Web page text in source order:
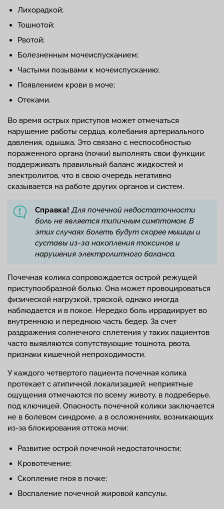
Лихорадкой;
Тошнотой;
Рвотой;
Болезненным мочеиспусканием;
Частыми позывами к мочеиспусканию;
Появлением крови в моче;
Отеками.
Во время острых приступов может отмечаться
нарушение работы сердца, колебания артериального
давления, одышка. Это связано с неспособностью
пораженного органа (почки) выполнять свои функции:
поддерживать правильный баланс жидкостей и
электролитов, что в свою очередь негативно
сказывается на работе других органов и систем.
Справка! Для почечной недостаточности
боль не является типичным симптомом. В
этих случаях болеть будут скорее мышцы и
суставы из-за накопления токсинов и
нарушения электролитного баланса.
Почечная колика сопровождается острой режущей
приступообразной болью. Она может провоцироваться
физической нагрузкой, тряской, однако иногда
наблюдается и в покое. Нередко боль иррадиирует во
внутреннюю и переднюю часть бедер. За счет
раздражения солнечного сплетения у таких пациентов
часто выявляются сопутствующие тошнота, рвота,
признаки кишечной непроходимости.
У каждого четвертого пациента почечная колика
протекает с атипичной локализацией: неприятные
ощущения отмечаются по всему животу, в подреберье,
под ключицей. Опасность почечной колики заключается
не в болевом синдроме, а в осложнениях, возникающих
из-за блокирования оттока мочи:
Развитие острой почечной недостаточности;
Кровотечение;
Скопление гноя в почке;
Воспаление почечной жировой капсулы.